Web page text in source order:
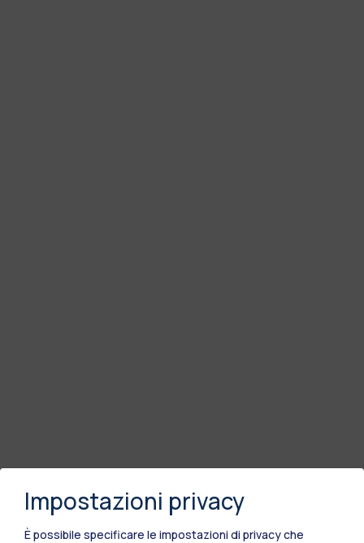
Impostazioni privacy
È possibile specificare le impostazioni di privacy che